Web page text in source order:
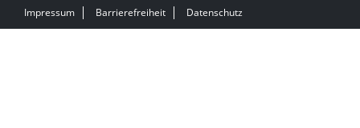
Impressum Barrierefreiheit Datenschutz